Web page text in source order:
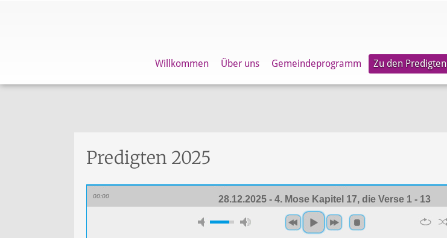
Willkommen Über uns Gemeindeprogramm Zu den Predigten
Predigten 2025
00:00 28.12.2025 - 4. Mose Kapitel 17, die Verse 1 - 13